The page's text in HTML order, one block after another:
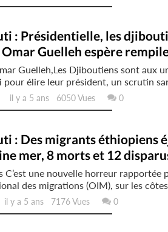
: Présidentielle, les
Guelleh espère
Guelleh,Les Djiboutiens sont aux
pour élire leur président, un scrutin
il y a 5 ans 6050 Vues 0
: Des migrants éthiopiens
mer, 8 morts et 12
C’est une nouvelle horreur rapportée
des migrations (OIM), sur les
il y a 5 ans 7176 Vues 0